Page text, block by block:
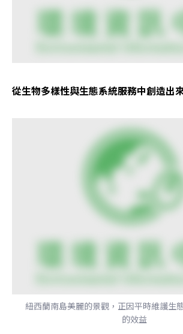
從生物多樣性與生態系統服務中創造出
紐西蘭南島美麗的景觀，正因平時維護生
的效益